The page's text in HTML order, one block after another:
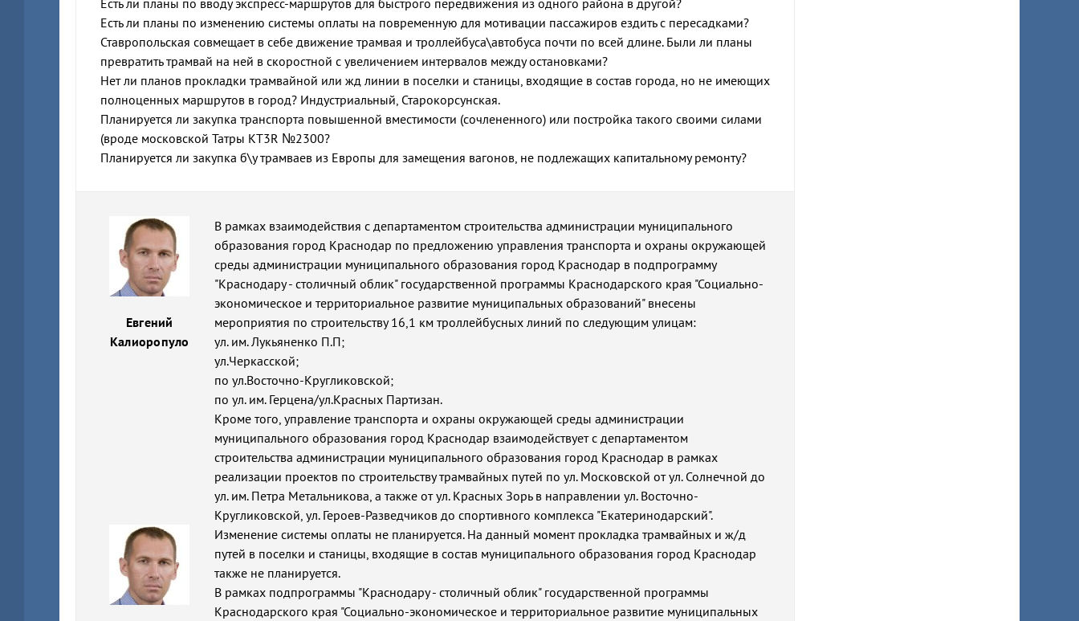
Есть ли планы по изменению системы оплаты на повременную для мотивации пассажиров ездить с пересадками?
Ставропольская совмещает в себе движение трамвая и троллейбуса\автобуса почти по всей длине. Были ли планы
превратить трамвай на ней в скоростной с увеличением интервалов между остановками?
Нет ли планов прокладки трамвайной или жд линии в поселки и станицы, входящие в состав города, но не имеющих
полноценных маршрутов в город? Индустриальный, Старокорсунская.
Планируется ли закупка транспорта повышенной вместимости (сочлененного) или постройка такого своими силами
(вроде московской Татры КТ3R №2300?
Планируется ли закупка б\у трамваев из Европы для замещения вагонов, не подлежащих капитальному ремонту?
Евгений
Калиоропуло
В рамках взаимодействия с департаментом строительства администрации муниципального
образования город Краснодар по предложению управления транспорта и охраны окружающей
среды администрации муниципального образования город Краснодар в подпрограмму
"Краснодару - столичный облик" государственной программы Краснодарского края "Социально-
экономическое и территориальное развитие муниципальных образований" внесены
мероприятия по строительству 16,1 км троллейбусных линий по следующим улицам:
ул. им. Лукьяненко П.П;
ул.Черкасской;
по ул.Восточно-Кругликовской;
по ул. им. Герцена/ул.Красных Партизан.
Кроме того, управление транспорта и охраны окружающей среды администрации
муниципального образования город Краснодар взаимодействует с департаментом
строительства администрации муниципального образования город Краснодар в рамках
реализации проектов по строительству трамвайных путей по ул. Московской от ул. Солнечной до
ул. им. Петра Метальникова, а также от ул. Красных Зорь в направлении ул. Восточно-
Кругликовской, ул. Героев-Разведчиков до спортивного комплекса "Екатеринодарский".
Изменение системы оплаты не планируется. На данный момент прокладка трамвайных и ж/д
путей в поселки и станицы, входящие в состав муниципального образования город Краснодар
также не планируется.
В рамках подпрограммы "Краснодару - столичный облик" государственной программы
Краснодарского края "Социально-экономическое и территориальное развитие муниципальных